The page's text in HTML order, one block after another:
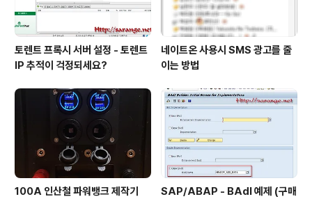
토렌트 프록시 서버 설정 - 토렌트
IP 추적이 걱정되세요?
네이트온 사용시 SMS 광고를 줄
이는 방법
100A 인산철 파워뱅크 제작기
SAP/ABAP - BAdI 예제 (구매